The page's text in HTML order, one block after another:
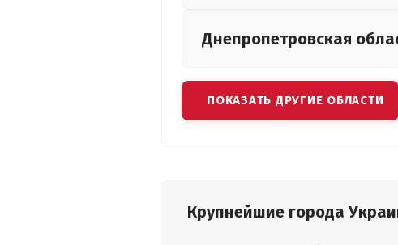
Днепропетровская
ПОКАЗАТЬ ДРУГИЕ ОБЛАСТИ
Крупнейшие города